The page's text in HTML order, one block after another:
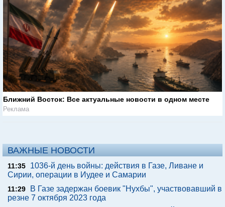
Ближний Восток: Все актуальные новости в одном месте
Реклама
ВАЖНЫЕ НОВОСТИ
11:35
1036-й день войны: действия в Газе, Ливане и
Сирии, операции в Иудее и Самарии
11:29
В Газе задержан боевик "Нухбы", участвовавший в
резне 7 октября 2023 года